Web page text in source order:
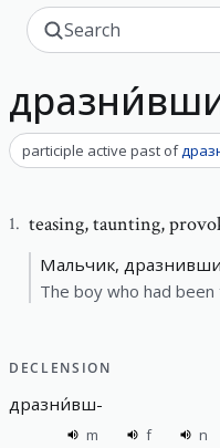
participle active past of
1. teasing,taunting,
Мальчик,
The boy who had
DECLENSION
дразни́вш-
m f n